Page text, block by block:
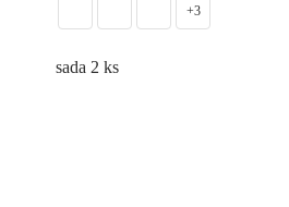
+3
sada 2 ks